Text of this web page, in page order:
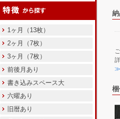
1ヶ月（13枚）
2ヶ月（7枚）
3ヶ月（7枚）
前後月あり
書き込みスペース大
六曜あり
旧暦あり
≫